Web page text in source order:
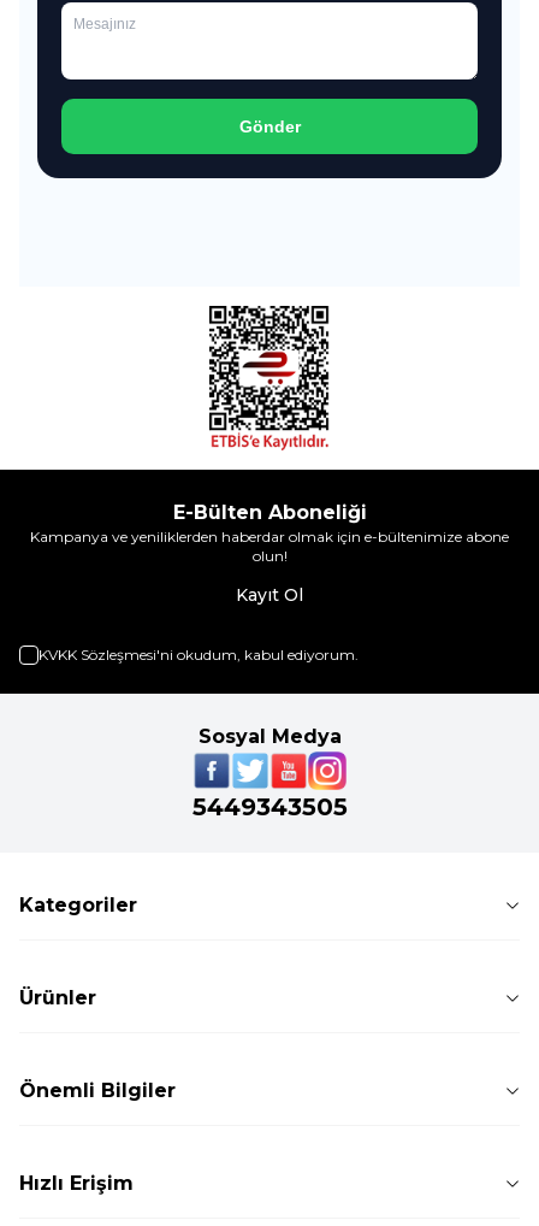
Gönder
E-Bülten Aboneliği
Kampanya ve yeniliklerden haberdar olmak için e-bültenimize abone
olun!
Kayıt Ol
KVKK Sözleşmesi'ni okudum, kabul ediyorum.
Sosyal Medya
5449343505
Kategoriler
Ürünler
Önemli Bilgiler
Hızlı Erişim